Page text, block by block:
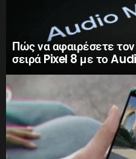
Πώς να αφαιρέσετε
σειρά Pixel 8 με το